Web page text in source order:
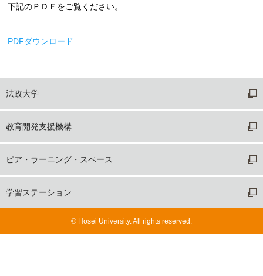
下記のＰＤＦをご覧ください。
PDFダウンロード
法政大学
教育開発支援機構
ピア・ラーニング・スペース
学習ステーション
© Hosei University.All rights reserved.